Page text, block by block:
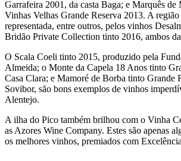
Garrafeira 2001, da casta Baga; e Marquês
Vinhas Velhas Grande Reserva 2013. A
representada, entre outros, pelos vinhos
Bridão Private Collection tinto 2016, ambos
O Scala Coeli tinto 2015, produzido pela
Almeida; o Monte da Capela 18 Anos tinto
Casa Clara; e Mamoré de Borba tinto Grande
Sovibor, são bons exemplos de vinhos
Alentejo.
A ilha do Pico também brilhou com o Vinha
as Azores Wine Company. Estes são apenas
os melhores vinhos, premiados com